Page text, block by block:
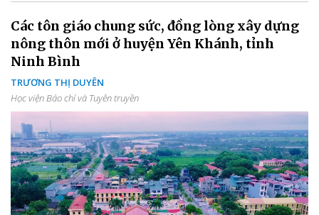
Các tôn giáo chung sức, đồng lòng xây dựng
nông thôn mới ở huyện Yên Khánh, tỉnh
Ninh Bình
TRƯƠNG THỊ DUYÊN
Học viện Báo chí và Tuyên truyền